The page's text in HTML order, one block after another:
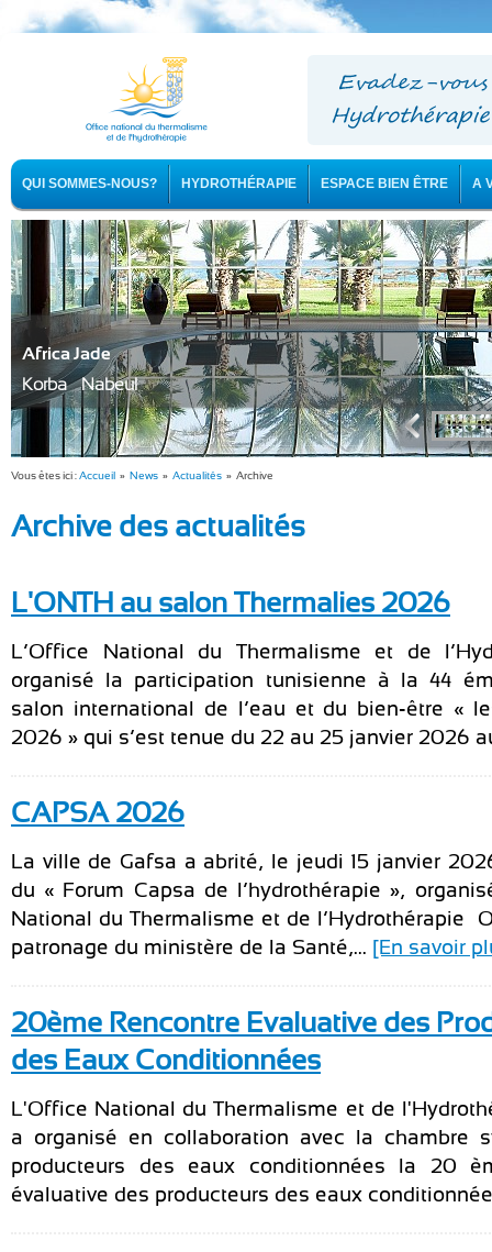
QUI SOMMES-NOUS? HYDROTHÉRAPIE ESPACE BIEN ÊTRE A
Africa Jade
Korba - Nabeul
Vous êtes ici :Accueil » News » Actualités » Archive
Archive des actualités
L'ONTH au salon Thermalies 2026
L’Office National du Thermalisme et de
organisé la participation tunisienne à la 44
salon international de l’eau et du bien-être «
2026 » qui s’est tenue du 22 au 25 janvier 2026
CAPSA 2026
La ville de Gafsa a abrité, le jeudi 15 janvier
du « Forum Capsa de l’hydrothérapie »,
National du Thermalisme et de l’Hydrothérapie
patronage du ministère de la Santé,... [En savoir
20ème Rencontre Evaluative des
des Eaux Conditionnées
L'Office National du Thermalisme et de
a organisé en collaboration avec la chambre
producteurs des eaux conditionnées la 20
évaluative des producteurs des eaux